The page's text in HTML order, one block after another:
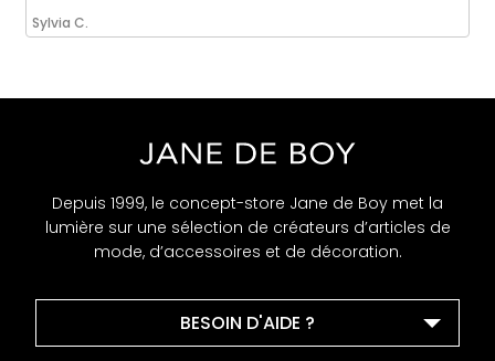
Sylvia C.
Depuis 1999, le concept-store Jane de Boy met la
lumière sur une sélection de créateurs d’articles de
mode, d’accessoires et de décoration.
BESOIN D'AIDE ?